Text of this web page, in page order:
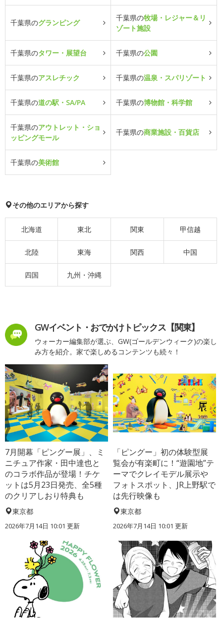
千葉県のグランピング
千葉県の牧場・レジャー＆リ
ゾート施設
千葉県のタワー・展望台 千葉県の公園
千葉県のアスレチック 千葉県の温泉・スパリゾート
千葉県の道の駅・SA/PA 千葉県の博物館・科学館
千葉県のアウトレット・ショ
ッピングモール
千葉県の商業施設・百貨店
千葉県の美術館
その他のエリアから探す
北海道 東北 関東 甲信越
北陸 東海 関西 中国
四国 九州・沖縄
GWイベント・おでかけトピックス【関東】
ウォーカー編集部が選ぶ、GW(ゴールデンウィーク)の楽し
み方を紹介。家で楽しめるコンテンツも続々！
7月開幕「ピングー展」、ミ
ニチュア作家・田中達也と
のコラボ作品が登場！チケ
ットは5月23日発売、全5種
のクリアしおり特典も
東京都
2026年7月14日 10:01 更新
「ピングー」初の体験型展
覧会が有楽町に！“遊園地”テ
ーマでクレイモデル展示や
フォトスポット、JR上野駅で
は先行映像も
東京都
2026年7月14日 10:01 更新